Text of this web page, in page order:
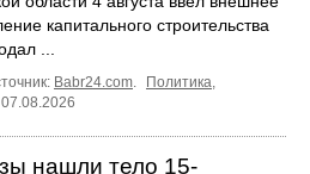
капитального строительства
...
Babr24.com. Политика,
07.08.2026
нашли тело 15-